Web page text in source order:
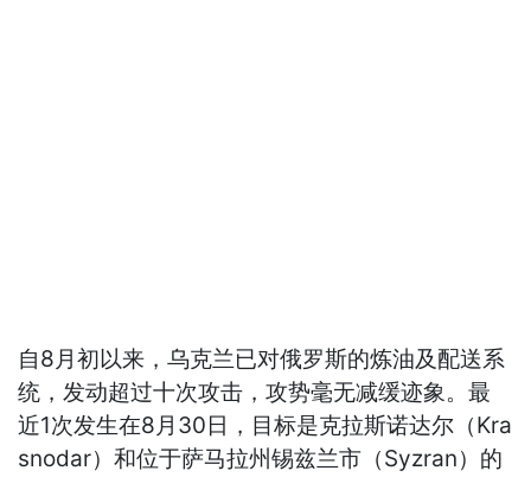
自8月初以来，乌克兰已对俄罗斯的炼油及配送系
统，发动超过十次攻击，攻势毫无减缓迹象。最
近1次发生在8月30日，目标是克拉斯诺达尔（Kra
snodar）和位于萨马拉州锡兹兰市（Syzran）的